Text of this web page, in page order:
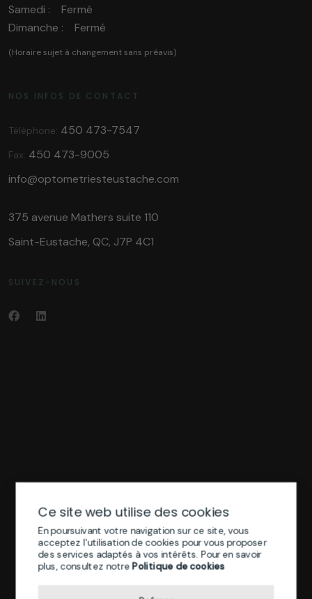
Samedi : Fermé
Dimanche : Fermé
(Horaire sujet à changement sans préavis)
NOS INFOS DE CONTACT
Téléphone: 450 473-7547
Fax: 450 473-9005
info@optometriesteustache.com
375 avenue Mathers suite 110
Saint-Eustache, QC, J7P 4C1
SUIVEZ-NOUS
Ce site web utilise des cookies
En poursuivant votre navigation sur ce site, vous
acceptez l'utilisation de cookies pour vous proposer
des services adaptés à vos intérêts. Pour en savoir
plus, consultez notrePolitique de cookies